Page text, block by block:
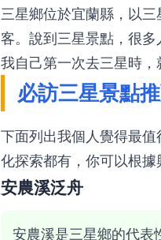
三星鄉位於宜蘭縣，以
客。說到三星景點，很多
我自己第一次去三星時，
必訪三星景點
下面列出我個人覺得最
化探索都有，你可以根據
安農溪泛舟
安農溪是三星鄉的代表